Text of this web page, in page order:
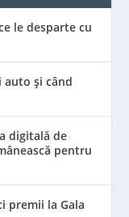
le desparte cu
auto și când
digitală de
pentru
premii la Gala